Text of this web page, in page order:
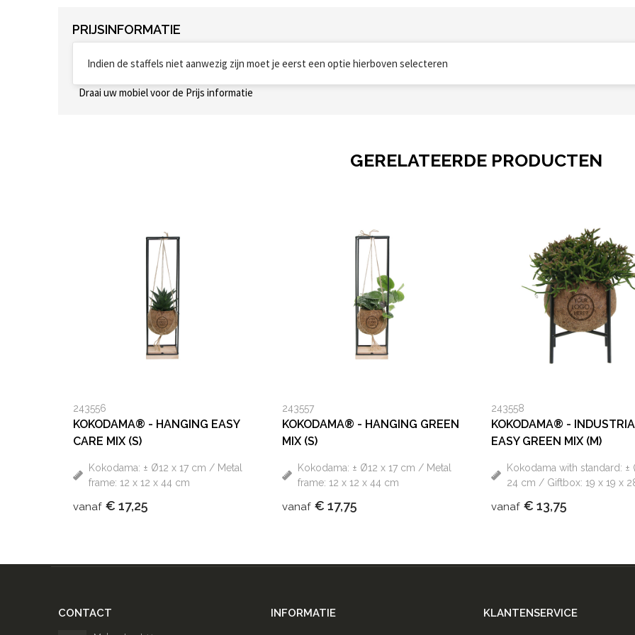
PRIJSINFORMATIE
Indien de staffels niet aanwezig zijn moet je eerst een optie hierboven selecteren
Draai uw mobiel voor de Prijs informatie
GERELATEERDE PRODUCTEN
243556
KOKODAMA® - HANGING EASY
CARE MIX (S)
Kokodama: ± Ø12 x 17 cm / Metal
frame: 12 x 12 x 44 cm
vanaf € 17,25
243557
KOKODAMA® - HANGING GREEN
MIX (S)
Kokodama: ± Ø12 x 17 cm / Metal
frame: 12 x 12 x 44 cm
vanaf € 17,75
243558
KOKODAMA® -
EASY GREEN MIX (M)
Kokodama with standard: ±
24 cm / Giftbox: 19 x 19 x
vanaf € 13,75
CONTACT INFORMATIE KLANTENSERVICE